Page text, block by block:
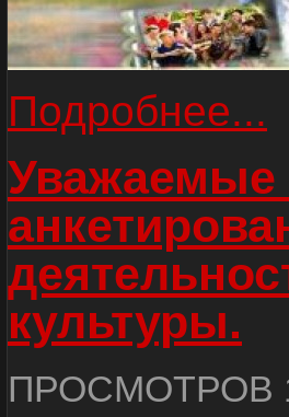
Подробнее...
Уважаемые
культуры.
ПРОСМОТРОВ